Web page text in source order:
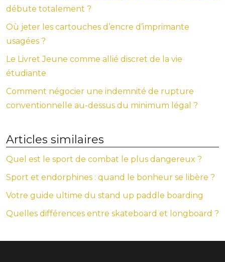
débute totalement ?
Où jeter les cartouches d’encre d’imprimante
usagées ?
Le Livret Jeune comme allié discret de la vie
étudiante
Comment négocier une indemnité de rupture
conventionnelle au-dessus du minimum légal ?
Articles similaires
Quel est le sport de combat le plus dangereux ?
Sport et endorphines : quand le bonheur se libère ?
Votre guide ultime du stand up paddle boarding
Quelles différences entre skateboard et longboard ?